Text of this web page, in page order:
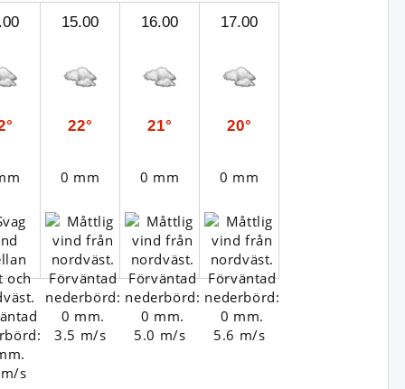
s
15.00
22°
0 mm
3.5 m/s
16.00
21°
0 mm
5.0 m/s
17.00
20°
0 mm
5.6 m/s